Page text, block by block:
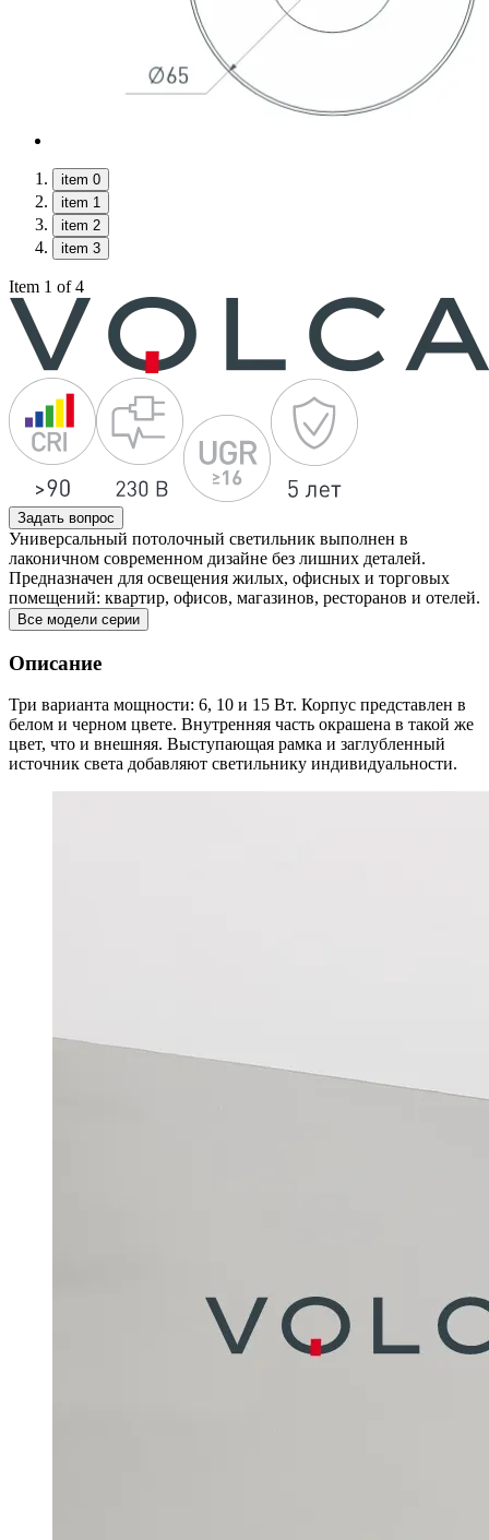
item 0
item 1
item 2
item 3
Item 1 of 4
Задать вопрос
Универсальный потолочный светильник выполнен в
лаконичном современном дизайне без лишних деталей.
Предназначен для освещения жилых, офисных и торговых
помещений: квартир, офисов, магазинов, ресторанов и отелей.
Все модели серии
Описание
Три варианта мощности: 6, 10 и 15 Вт. Корпус представлен в
белом и черном цвете. Внутренняя часть окрашена в такой же
цвет, что и внешняя. Выступающая рамка и заглубленный
источник света добавляют светильнику индивидуальности.